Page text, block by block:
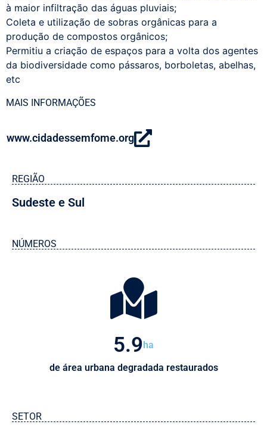
à maior infiltração das águas pluviais;
Coleta e utilização de sobras orgânicas para a
produção de compostos orgânicos;
Permitiu a criação de espaços para a volta dos agentes
da biodiversidade como pássaros, borboletas, abelhas,
etc
MAIS INFORMAÇÕES
www.cidadessemfome.org
REGIÃO
Sudeste e Sul​
NÚMEROS
7.1ha
de área urbana degradada restaurados
SETOR